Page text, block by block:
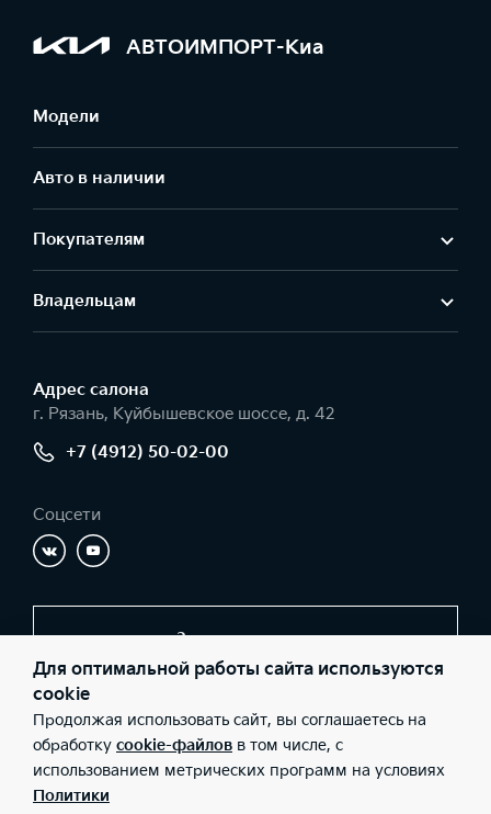
АВТОИМПОРТ-Киа
Модели
Авто в наличии
Покупателям
Владельцам
Адрес салонa
г. Рязань, Куйбышевское шоссе, д. 42
+7 (4912) 50-02-00
Соцсети
Заказать звонок
© 2026 Юридические лица ООО Автоимпорт-КИА (Фактический
адрес: г. Рязань, Куйбышевское шоссе, д. 42; Телефон: +7 (4912)
50-02-00; ИНН: 6234084712; ОГРН: 1106234008759), ООО «Киа
Россия и СНГ» (Фактический адрес: г.Москва, Валовая 26;
Телефон: 8 800 301 08 80; ИНН: 7728674093; ОГРН:
5087746291760) ведут деятельность на территории РФ в
Для оптимальной работы сайта используются
cookie
Продолжая использовать сайт, вы соглашаетесь на
обработку cookie-файлов в том числе, с
использованием метрических программ на условиях
Политики